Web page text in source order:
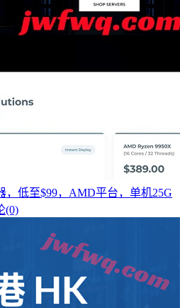
，低至$99，AMD平台，单机25G
(0)